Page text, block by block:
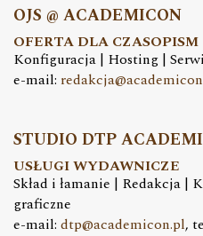
OJS @ ACADEMICON
OFERTA DLA CZASOPISM
Konfiguracja | Hosting |
e-mail:
STUDIO DTP
USŁUGI WYDAWNICZE
Skład i łamanie | Redakcja |
graficzne
e-mail: dtp@academicon.pl,